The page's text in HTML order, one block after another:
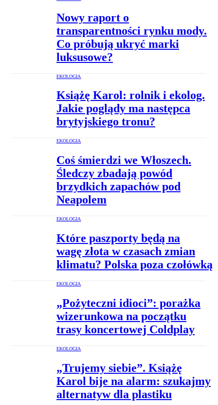
Nowy raport o
transparentności rynku mody.
Co próbują ukryć marki
luksusowe?
EKOLOGIA
Książę Karol: rolnik i ekolog.
Jakie poglądy ma następca
brytyjskiego tronu?
EKOLOGIA
Coś śmierdzi we Włoszech.
Śledczy zbadają powód
brzydkich zapachów pod
Neapolem
EKOLOGIA
Które paszporty będą na
wagę złota w czasach zmian
klimatu? Polska poza czołówką
EKOLOGIA
„Pożyteczni idioci”: porażka
wizerunkowa na początku
trasy koncertowej Coldplay
EKOLOGIA
„Trujemy siebie”. Książę
Karol bije na alarm: szukajmy
alternatyw dla plastiku